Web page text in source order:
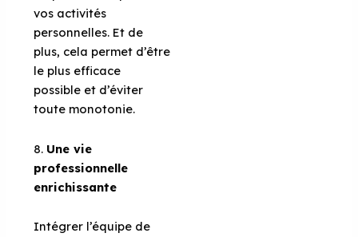
vos activités
personnelles. Et de
plus, cela permet d’être
le plus efficace
possible et d’éviter
toute monotonie.
8. Une vie
professionnelle
enrichissante
Intégrer l’équipe de